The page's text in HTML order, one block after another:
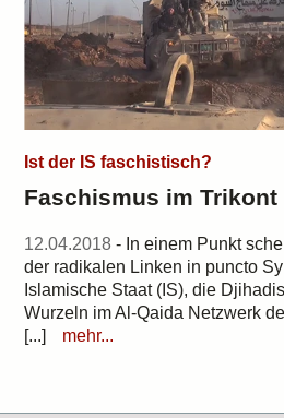
Ist der IS faschistisch?
Faschismus im Trikont
12.04.2018 - In einem Punkt
der radikalen Linken in puncto
Islamische Staat (IS), die
Wurzeln im Al-Qaida Netzwerk
[...]
mehr...